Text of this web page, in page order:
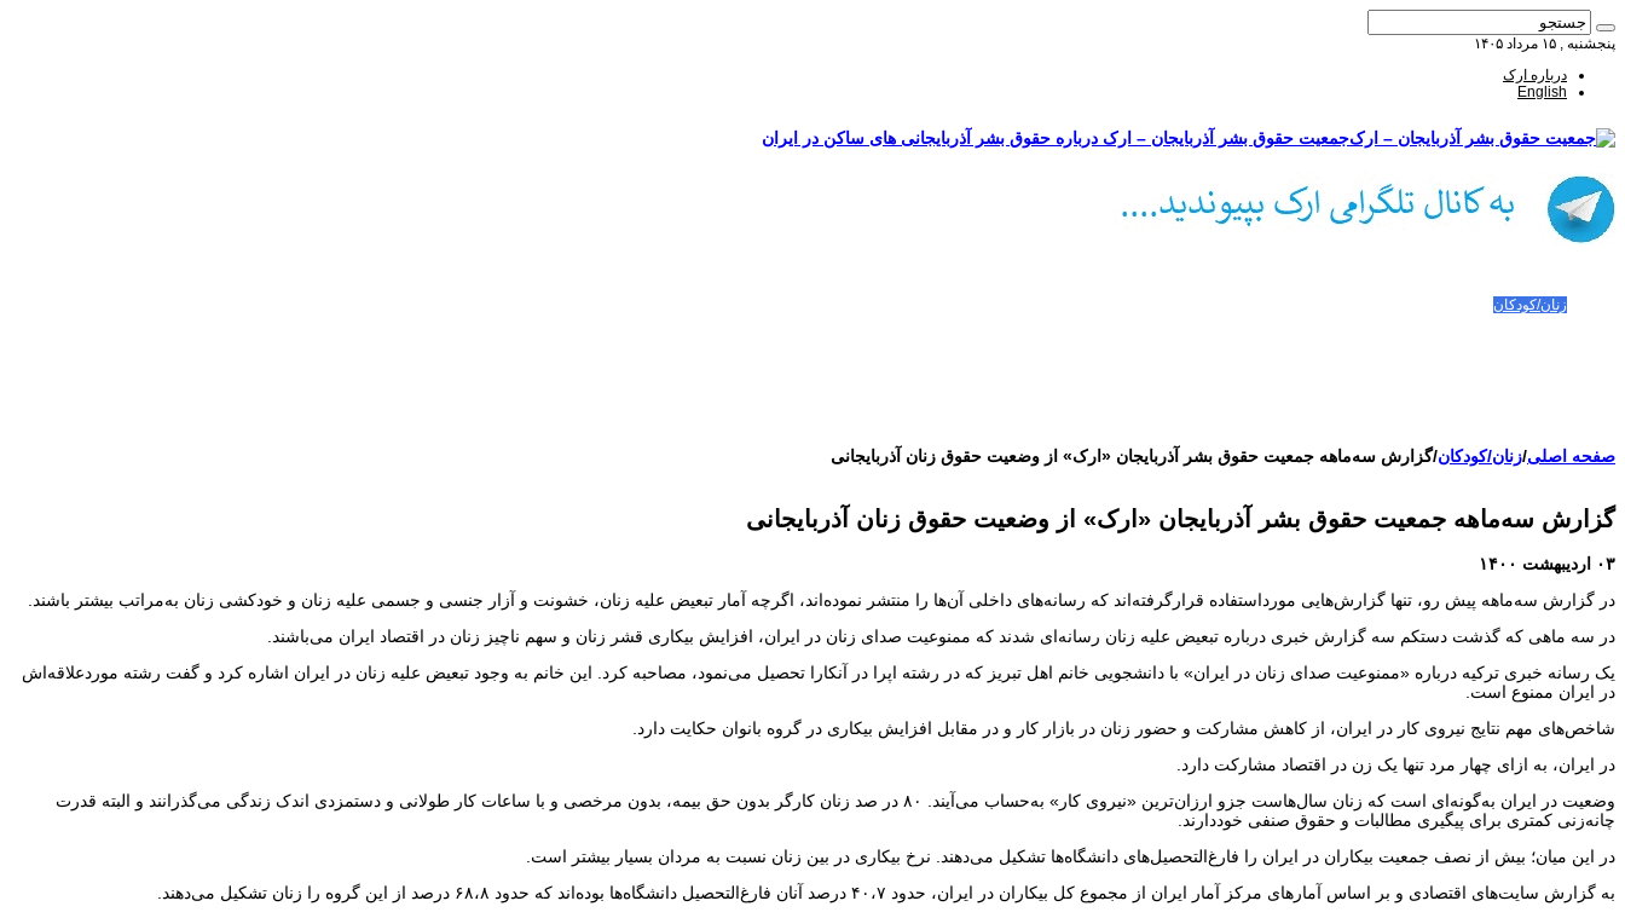
پنجشنبه , ۱۵ مرداد ۱۴۰۵
درباره ارک
English
جمعیت حقوق بشر آذربایجان – ارک درباره حقوق بشر آذربایجانی های ساکن در ایران
زنان/کودکان
صفحه اصلی/زنان/کودکان/گزارش سه‌ماهه جمعیت حقوق بشر آذربایجان «ارک» از وضعیت حقوق زنان آذربایجانی
گزارش سه‌ماهه جمعیت حقوق بشر آذربایجان «ارک» از وضعیت حقوق زنان آذربایجانی
۰۳ اردیبهشت ۱۴۰۰
در گزارش سه‌ماهه پیش رو، تنها گزارش‌هایی مورداستفاده قرارگرفته‌اند که رسانه‌های داخلی آن‌ها را منتشر نموده‌اند، اگرچه آمار تبعیض علیه زنان، خشونت و آزار جنسی و جسمی علیه زنان و خودکشی زنان به‌مراتب بیشتر باشند.
در سه ماهی که گذشت دستکم سه گزارش خبری درباره تبعیض علیه زنان رسانه‌ای شدند که ممنوعیت صدای زنان در ایران، افزایش بیکاری قشر زنان و سهم ناچیز زنان در اقتصاد ایران می‌باشند.
یک رسانه خبری ترکیه درباره «ممنوعیت صدای زنان در ایران» با دانشجویی خانم اهل تبریز که در رشته اپرا در آنکارا تحصیل می‌نمود، مصاحبه کرد. این خانم به وجود تبعیض علیه زنان در ایران اشاره کرد و گفت رشته موردعلاقه‌اش
در ایران ممنوع است.
شاخص‌های مهم نتایج نیروی کار در ایران، از کاهش مشارکت و حضور زنان در بازار کار و در مقابل افزایش بیکاری در گروه بانوان حکایت دارد.
در ایران، به ازای چهار مرد تنها یک زن در اقتصاد مشارکت دارد.
وضعیت در ایران به‌گونه‌ای است که زنان سال‌هاست جزو ارزان‌ترین «نیروی کار» به‌حساب می‌آیند. ۸۰ در صد زنان کارگر بدون حق بیمه، بدون مرخصی و با ساعات کار طولانی و دستمزدی اندک زندگی می‌گذرانند و البته قدرت
چانه‌زنی کمتری برای پیگیری مطالبات و حقوق صنفی خوددارند.
در این میان؛ بیش از نصف جمعیت بیکاران در ایران را فارغ‌التحصیل‌های دانشگاه‌ها تشکیل می‌دهند. نرخ بیکاری در بین زنان نسبت به مردان بسیار بیشتر است.
به گزارش سایت‌های اقتصادی و بر اساس آمارهای مرکز آمار ایران از مجموع کل بیکاران در ایران، حدود ۴۰،۷ درصد آنان فارغ‌التحصیل دانشگاه‌ها بوده‌اند که حدود ۶۸،۸ درصد از این گروه را زنان تشکیل می‌دهند.